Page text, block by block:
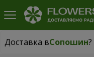
Доставка вСопошин?
Доставка вСопошин|